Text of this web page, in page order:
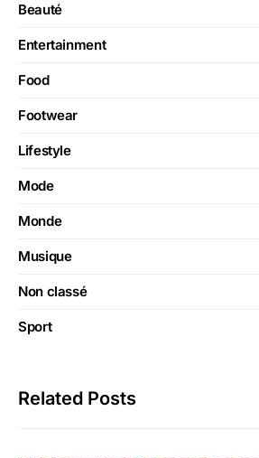
Beauté
Entertainment
Food
Footwear
Lifestyle
Mode
Monde
Musique
Non classé
Sport
Related Posts